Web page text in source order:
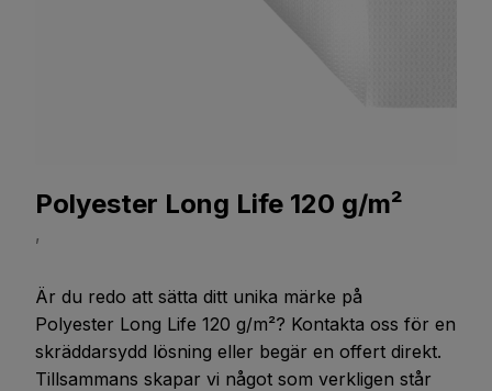
Polyester Long Life 120 g/m²
,
Är du redo att sätta ditt unika märke på
Polyester Long Life 120 g/m²? Kontakta oss för en
skräddarsydd lösning eller begär en offert direkt.
Tillsammans skapar vi något som verkligen står